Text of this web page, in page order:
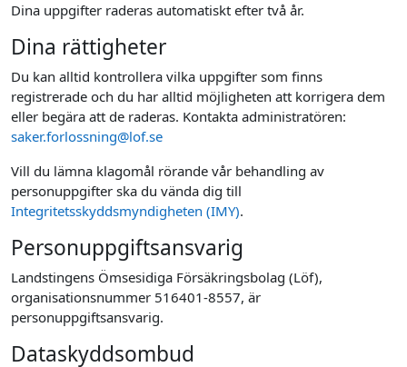
Dina uppgifter raderas automatiskt efter två år.
Dina rättigheter
Du kan alltid kontrollera vilka uppgifter som finns
registrerade och du har alltid möjligheten att korrigera dem
eller begära att de raderas. Kontakta administratören:
saker.forlossning@lof.se
Vill du lämna klagomål rörande vår behandling av
personuppgifter ska du vända dig till
Integritetsskyddsmyndigheten (IMY).
Personuppgiftsansvarig
Landstingens Ömsesidiga Försäkringsbolag (Löf),
organisationsnummer 516401-8557, är
personuppgiftsansvarig.
Dataskyddsombud